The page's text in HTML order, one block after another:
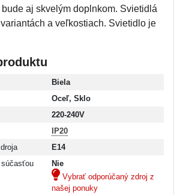
aj skvelým doplnkom. Svietidlá
a veľkostiach. Svietidlo je
Biela
Oceľ, Sklo
220-240V
IP20
E14
Nie
Vybrať odporúčaný zdroj z
našej ponuky